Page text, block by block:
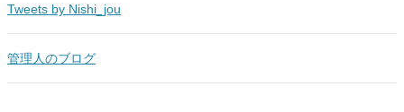
Tweets by Nishi_jou
管理人のブログ